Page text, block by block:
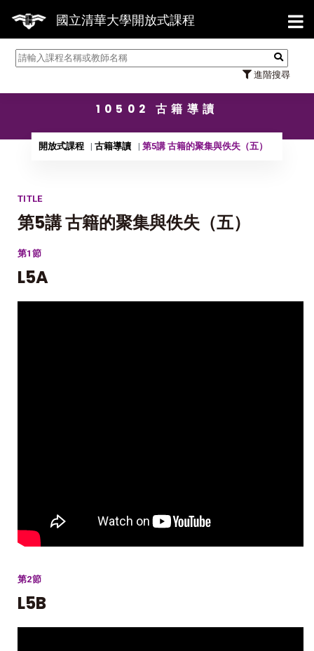
國立清華大學開放式課程
進階搜尋
【7/31】114學年度第2學期研
10502 古籍導讀
開放式課程 古籍導讀 第5講 古籍的聚集與佚失（五）
TITLE
第5講 古籍的聚集與佚失（五）
第1節
L5A
第2節
L5B